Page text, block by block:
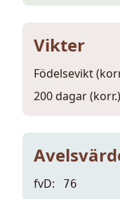
Vikter
Födelsevikt
200 dagar
fvD: 76